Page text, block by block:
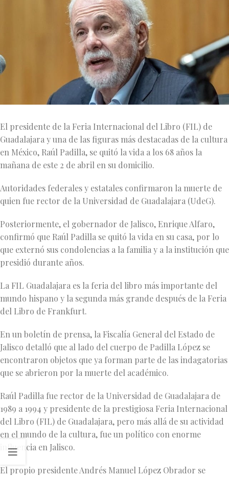
El presidente de la Feria Internacional del Libro (FIL) de
Guadalajara y una de las figuras más destacadas de la cultura
en México, Raúl Padilla, se quitó la vida a los 68 años la
mañana de este 2 de abril en su domicilio.
Autoridades federales y estatales confirmaron la muerte de
quien fue rector de la Universidad de Guadalajara (UdeG).
Posteriormente, el gobernador de Jalisco, Enrique Alfaro,
confirmó que Raúl Padilla se quitó la vida en su casa, por lo
que externó sus condolencias a la familia y a la institución que
presidió durante años.
La FIL Guadalajara es la feria del libro más importante del
mundo hispano y la segunda más grande después de la Feria
del Libro de Frankfurt.
En un boletín de prensa, la Fiscalía General del Estado de
Jalisco detalló que al lado del cuerpo de Padilla López se
encontraron objetos que ya forman parte de las indagatorias
que se abrieron por la muerte del académico.
Raúl Padilla fue rector de la Universidad de Guadalajara de
1989 a 1994 y presidente de la prestigiosa Feria Internacional
del Libro (FIL) de Guadalajara, pero más allá de su actividad
en el mundo de la cultura, fue un político con enorme
influencia en Jalisco.
El propio presidente Andrés Manuel López Obrador se